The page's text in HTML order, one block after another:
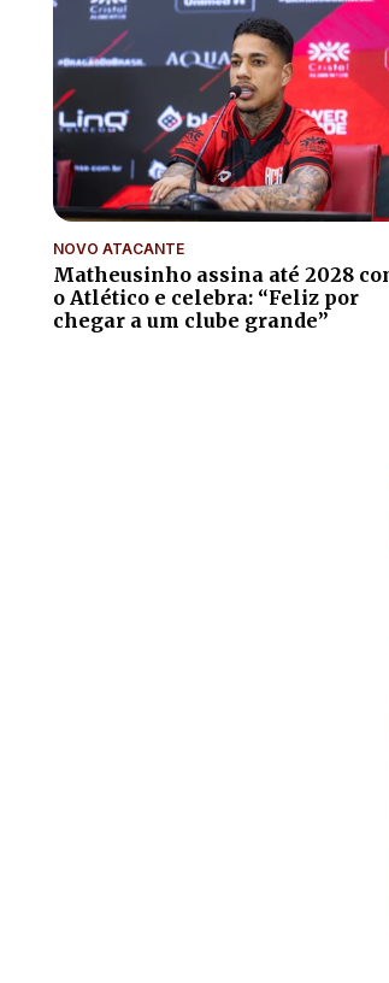
NOVO ATACANTE
Matheusinho assina até 2028
o Atlético e celebra: “Feliz por
chegar a um clube grande”